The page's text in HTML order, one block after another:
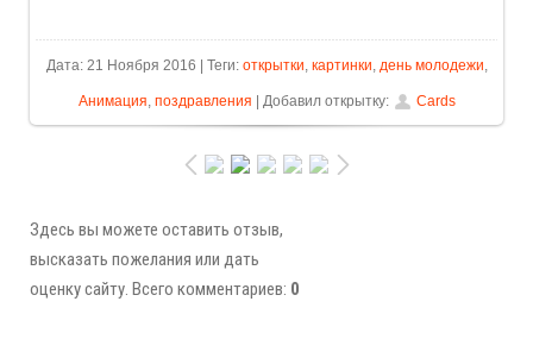
Дата: 21 Ноября 2016 | Теги: открытки, картинки, день молодежи,
Анимация, поздравления | Добавил открытку: Cards
Здесь вы можете оставить отзыв,
высказать пожелания или дать
оценку сайту. Всего комментариев: 0